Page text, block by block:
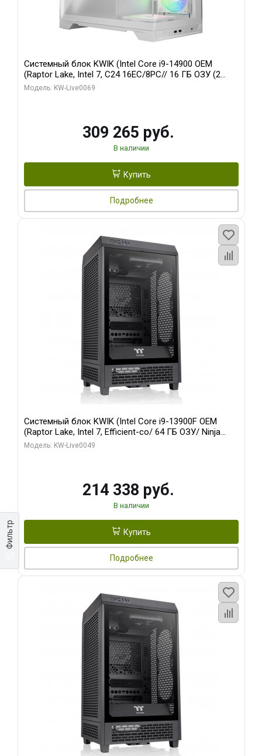
Фильтр
Системный блок KWIK (Intel Core i9-14900 OEM
(Raptor Lake, Intel 7, C24 16EC/8PC// 16 ГБ ОЗУ (2
модуля)/ ASUS RTX5080 PROART OC 16GB GDDR7
Модель: KW-Live0069
309 265 руб.
В наличии
Купить
Подробнее
Системный блок KWIK (Intel Core i9-13900F OEM
(Raptor Lake, Intel 7, Efficient-co/ 64 ГБ ОЗУ/ Ninja
Sinotex RTX3070Ti 8GB GDDR6X 256bit 3xDP HDMI / 1
Модель: KW-Live0049
214 338 руб.
В наличии
Купить
Подробнее